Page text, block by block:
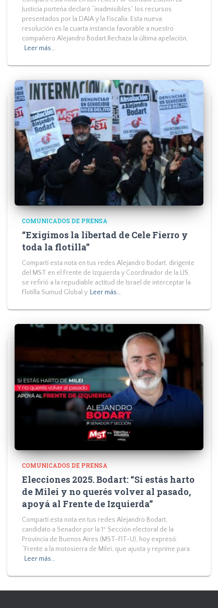
Justicia porteña declaró “inadmisibles” los recursos
presentados por la DAIA y la Fiscalía. Esta nueva
resolución es la cuarta instancia favorable a nuestro
compañero Alejandro Bodart.Rechaza la última apelación,
Leer más…
COMUNICADOS DE PRENSA
“Exigimos la libertad de Cele Fierro y
toda la flotilla”
Compartí esta nota en tus redes:Alejandro Bodart, dirigente
del MST en el Frente de Izquierda y Coordinador de la LIS,
se refirió a la repudiable actitud de Israel de interceptar la
Flotilla Sumud Global y Leer más…
COMUNICADOS DE PRENSA
Elecciones 2025. Bodart: “Si estás harto
de Milei y no querés volver al pasado,
apoyá al Frente de Izquierda”
Compartí esta nota en tus redes:Alejandro Bodart,
candidato a Senador por la 1º Sección electoral de la
Provincia de Buenos Aires (MST-FIT-U), hoy expresó:
“Frente a la motosierra de Milei, que ajusta y reprime para
Leer más…